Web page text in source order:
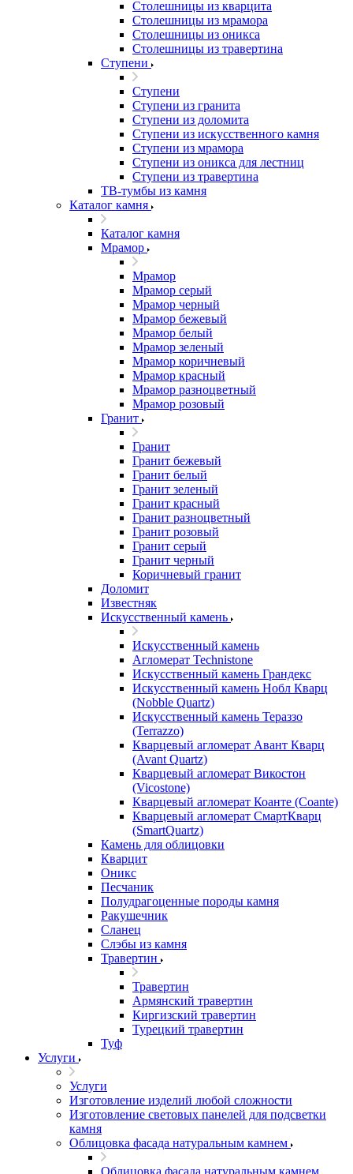
Столешницы из кварцита
Столешницы из мрамора
Столешницы из оникса
Столешницы из травертина
Ступени
Ступени
Ступени из гранита
Ступени из доломита
Ступени из искусственного камня
Ступени из мрамора
Ступени из оникса для лестниц
Ступени из травертина
ТВ-тумбы из камня
Каталог камня
Каталог камня
Мрамор
Мрамор
Мрамор серый
Мрамор черный
Мрамор бежевый
Мрамор белый
Мрамор зеленый
Мрамор коричневый
Мрамор красный
Мрамор разноцветный
Мрамор розовый
Гранит
Гранит
Гранит бежевый
Гранит белый
Гранит зеленый
Гранит красный
Гранит разноцветный
Гранит розовый
Гранит серый
Гранит черный
Коричневый гранит
Доломит
Известняк
Искусственный камень
Искусственный камень
Агломерат Technistone
Искусственный камень Грандекс
Искусственный камень Нобл Кварц
(Nobble Quartz)
Искусственный камень Тераззо
(Terrazzo)
Кварцевый агломерат Авант Кварц
(Avant Quartz)
Кварцевый агломерат Викостон
(Vicostone)
Кварцевый агломерат Коанте (Coante)
Кварцевый агломерат СмартКварц
(SmartQuartz)
Камень для облицовки
Кварцит
Оникс
Песчаник
Полудрагоценные породы камня
Ракушечник
Сланец
Слэбы из камня
Травертин
Травертин
Армянский травертин
Киргизский травертин
Турецкий травертин
Туф
Услуги
Услуги
Изготовление изделий любой сложности
Изготовление световых панелей для подсветки
камня
Облицовка фасада натуральным камнем
Облицовка фасада натуральным камнем